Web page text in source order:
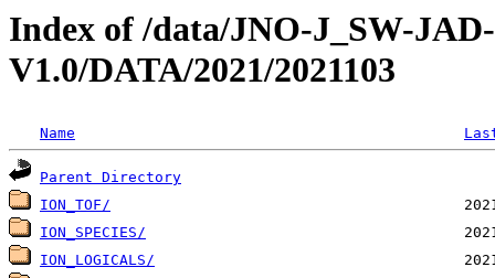
Index of /data/JNO-J_SW-
V1.0/DATA/2021/2021103
Name
Parent Directory
ION_TOF/
ION_SPECIES/
ION_LOGICALS/